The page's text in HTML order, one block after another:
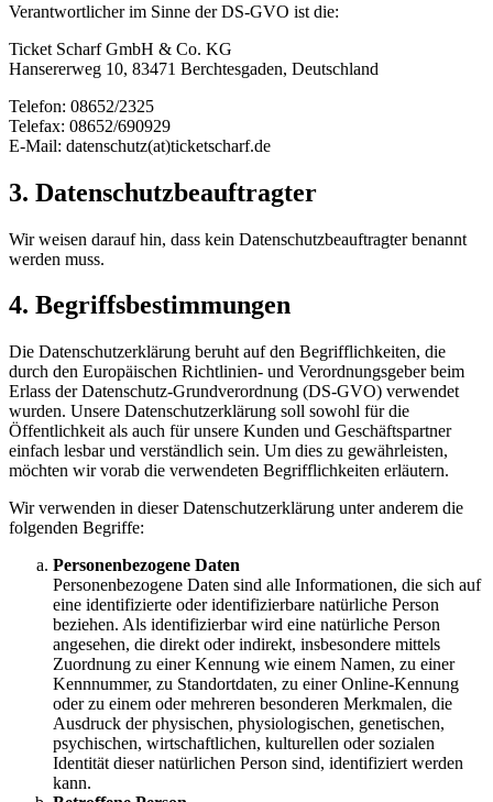
Verantwortlicher im Sinne der DS-GVO ist die:
Ticket Scharf GmbH & Co. KG
Hansererweg 10, 83471 Berchtesgaden, Deutschland
Telefon: 08652/2325
Telefax: 08652/690929
E-Mail: datenschutz(at)ticketscharf.de
3. Datenschutzbeauftragter
Wir weisen darauf hin, dass kein Datenschutzbeauftragter benannt
werden muss.
4. Begriffsbestimmungen
Die Datenschutzerklärung beruht auf den Begrifflichkeiten, die
durch den Europäischen Richtlinien- und Verordnungsgeber beim
Erlass der Datenschutz-Grundverordnung (DS-GVO) verwendet
wurden. Unsere Datenschutzerklärung soll sowohl für die
Öffentlichkeit als auch für unsere Kunden und Geschäftspartner
einfach lesbar und verständlich sein. Um dies zu gewährleisten,
möchten wir vorab die verwendeten Begrifflichkeiten erläutern.
Wir verwenden in dieser Datenschutzerklärung unter anderem die
folgenden Begriffe:
Personenbezogene Daten
Personenbezogene Daten sind alle Informationen, die sich auf
eine identifizierte oder identifizierbare natürliche Person
beziehen. Als identifizierbar wird eine natürliche Person
angesehen, die direkt oder indirekt, insbesondere mittels
Zuordnung zu einer Kennung wie einem Namen, zu einer
Kennnummer, zu Standortdaten, zu einer Online-Kennung
oder zu einem oder mehreren besonderen Merkmalen, die
Ausdruck der physischen, physiologischen, genetischen,
psychischen, wirtschaftlichen, kulturellen oder sozialen
Identität dieser natürlichen Person sind, identifiziert werden
kann.